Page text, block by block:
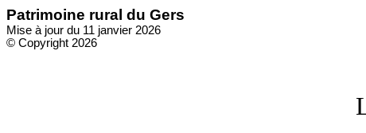
Patrimoine rural du Gers
Mise à jour du 11 janvier 2026
© Copyright 2026